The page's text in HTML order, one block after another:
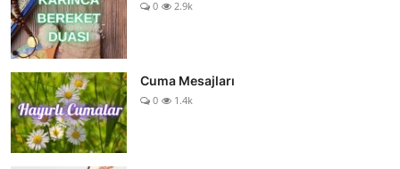
0 2.9k
Cuma Mesajları
0 1.4k